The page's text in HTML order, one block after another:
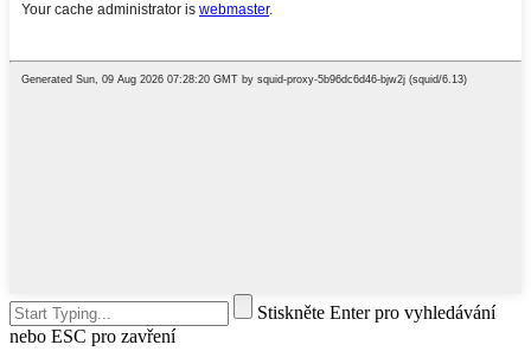
Stiskněte Enter pro vyhledávání
nebo ESC pro zavření